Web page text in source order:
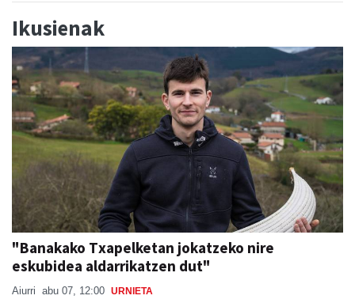
Ikusienak
"Banakako Txapelketan jokatzeko nire
eskubidea aldarrikatzen dut"
Aiurri abu 07, 12:00 URNIETA